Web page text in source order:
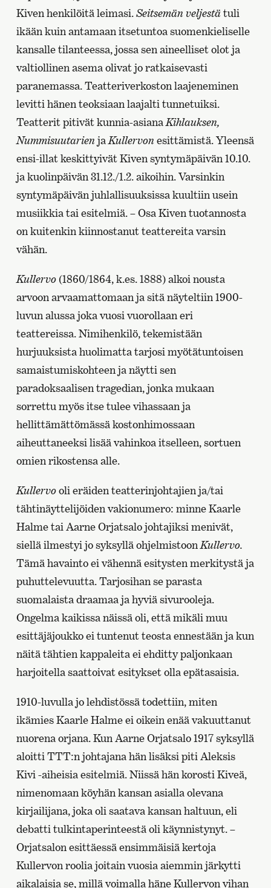
Kiven henkilöitä leimasi.Seitsemän veljestätuli
ikään kuin antamaan itsetuntoa suomenkieliselle
kansalle tilanteessa, jossa sen aineelliset olot ja
valtiollinen asema olivat jo ratkaisevasti
paranemassa. Teatteriverkoston laajeneminen
levitti hänen teoksiaan laajalti tunnetuiksi.
Teatterit pitivät kunnia-asiana Kihlauksen,
Nummisuutarienja Kullervonesittämistä. Yleensä
ensi-illat keskittyivät Kiven syntymäpäivän 10.10.
ja kuolinpäivän 31.12./1.2. aikoihin. Varsinkin
syntymäpäivän juhlallisuuksissa kuultiin usein
musiikkia tai esitelmiä. – Osa Kiven tuotannosta
on kuitenkin kiinnostanut teattereita varsin
vähän.
Kullervo(1860/1864, k.es. 1888) alkoi nousta
arvoon arvaamattomaan ja sitä näyteltiin 1900-
luvun alussa joka vuosi vuorollaan eri
teattereissa. Nimihenkilö, tekemistään
hurjuuksista huolimatta tarjosi myötätuntoisen
samaistumiskohteen ja näytti sen
paradoksaalisen tragedian, jonka mukaan
sorrettu myös itse tulee vihassaan ja
hellittämättömässä kostonhimossaan
aiheuttaneeksi lisää vahinkoa itselleen, sortuen
omien rikostensa alle.
Kullervooli eräiden teatterinjohtajien ja/tai
tähtinäyttelijöiden vakionumero: minne Kaarle
Halme tai Aarne Orjatsalo johtajiksi menivät,
siellä ilmestyi jo syksyllä ohjelmistoon Kullervo.
Tämä havainto ei vähennä esitysten merkitystä ja
puhuttelevuutta. Tarjosihan se parasta
suomalaista draamaa ja hyviä sivurooleja.
Ongelma kaikissa näissä oli, että mikäli muu
esittäjäjoukko ei tuntenut teosta ennestään ja kun
näitä tähtien kappaleita ei ehditty paljonkaan
harjoitella saattoivat esitykset olla epätasaisia.
1910-luvulla jo lehdistössä todettiin, miten
ikämies Kaarle Halme ei oikein enää vakuuttanut
nuorena orjana. Kun Aarne Orjatsalo 1917 syksyllä
aloitti TTT:n johtajana hän lisäksi piti Aleksis
Kivi -aiheisia esitelmiä. Niissä hän korosti Kiveä,
nimenomaan köyhän kansan asialla olevana
kirjailijana, joka oli saatava kansan haltuun, eli
debatti tulkintaperinteestä oli käynnistynyt. –
Orjatsalon esittäessä ensimmäisiä kertoja
Kullervon roolia joitain vuosia aiemmin järkytti
aikalaisia se, millä voimalla häne Kullervon vihan